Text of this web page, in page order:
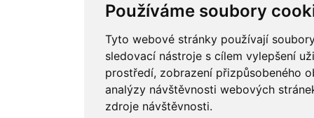
Používáme soubory
Tyto webové stránky používají
sledovací nástroje s cílem vylepšení
prostředí, zobrazení přizpůsobeného
analýzy návštěvnosti webových
zdroje návštěvnosti.